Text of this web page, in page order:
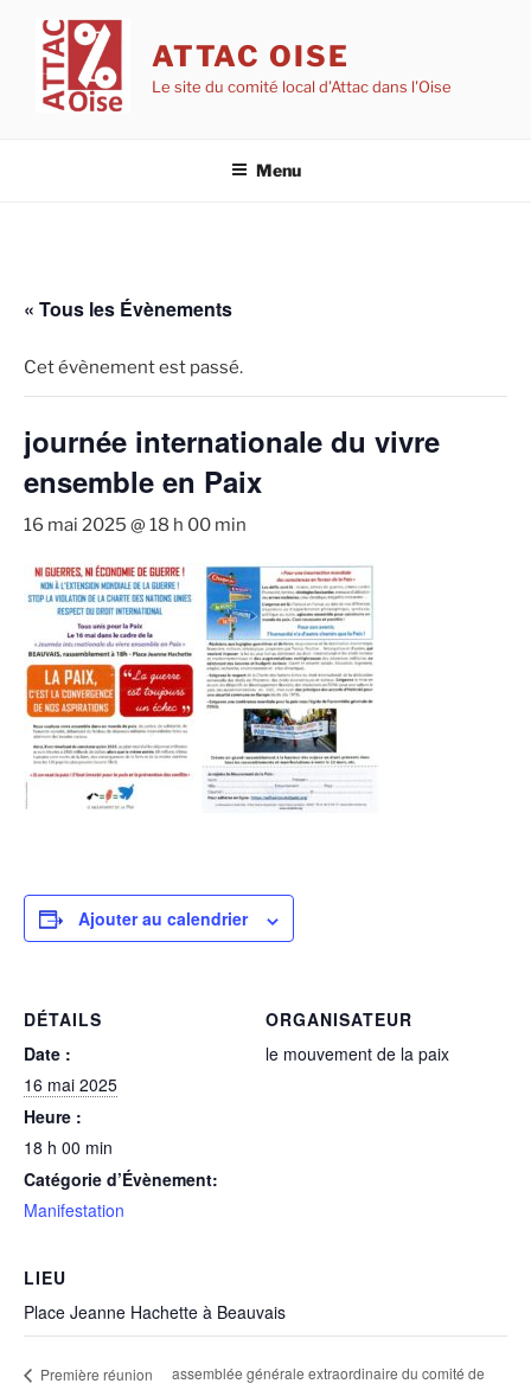
contenu
principal
ATTAC OISE
Le site du comité local d'Attac dans l'Oise
Menu
« Tous les Évènements
Cet évènement est passé.
journée internationale du vivre
ensemble en Paix
16 mai 2025 @ 18 h 00 min
Ajouter au calendrier
DÉTAILS
Date :
16 mai 2025
Heure :
18 h 00 min
Catégorie d’Évènement:
Manifestation
ORGANISATEUR
le mouvement de la paix
LIEU
Place Jeanne Hachette à Beauvais
Première réunion
assemblée générale extraordinaire du comité de